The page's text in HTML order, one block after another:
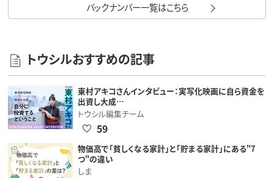
バックナンバー一覧はこちら
トウシルおすすめの記事
東村アキコさんインタビュー：実写化映画に自ら資金を
出資し大成…
トウシル編集チーム
59
物価高で「貧しくなる家計」と「貯まる家計」にある"7
つ"の違い
しま